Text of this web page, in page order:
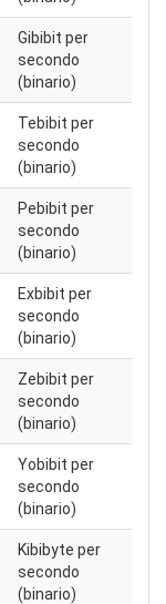
Gibibit per
secondo
(binario)
Tebibit per
secondo
(binario)
Pebibit per
secondo
(binario)
Exbibit per
secondo
(binario)
Zebibit per
secondo
(binario)
Yobibit per
secondo
(binario)
Kibibyte per
secondo
(binario)